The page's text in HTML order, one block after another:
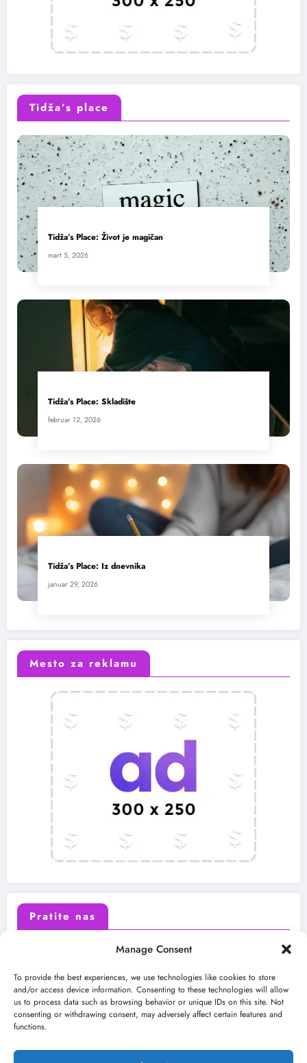
Manage Consent
To provide the best experiences, we use technologies like cookies to store
and/or access device information. Consenting to these technologies will allow
us to process data such as browsing behavior or unique IDs on this site. Not
consenting or withdrawing consent, may adversely affect certain features and
functions.
Tidža’s place
Tidža’s Place: Život je magičan
mart 5, 2026
Tidža’s Place: Skladište
februar 12, 2026
Tidža’s Place: Iz dnevnika
januar 29, 2026
Mesto za reklamu
Pratite nas
Instagram Youtube